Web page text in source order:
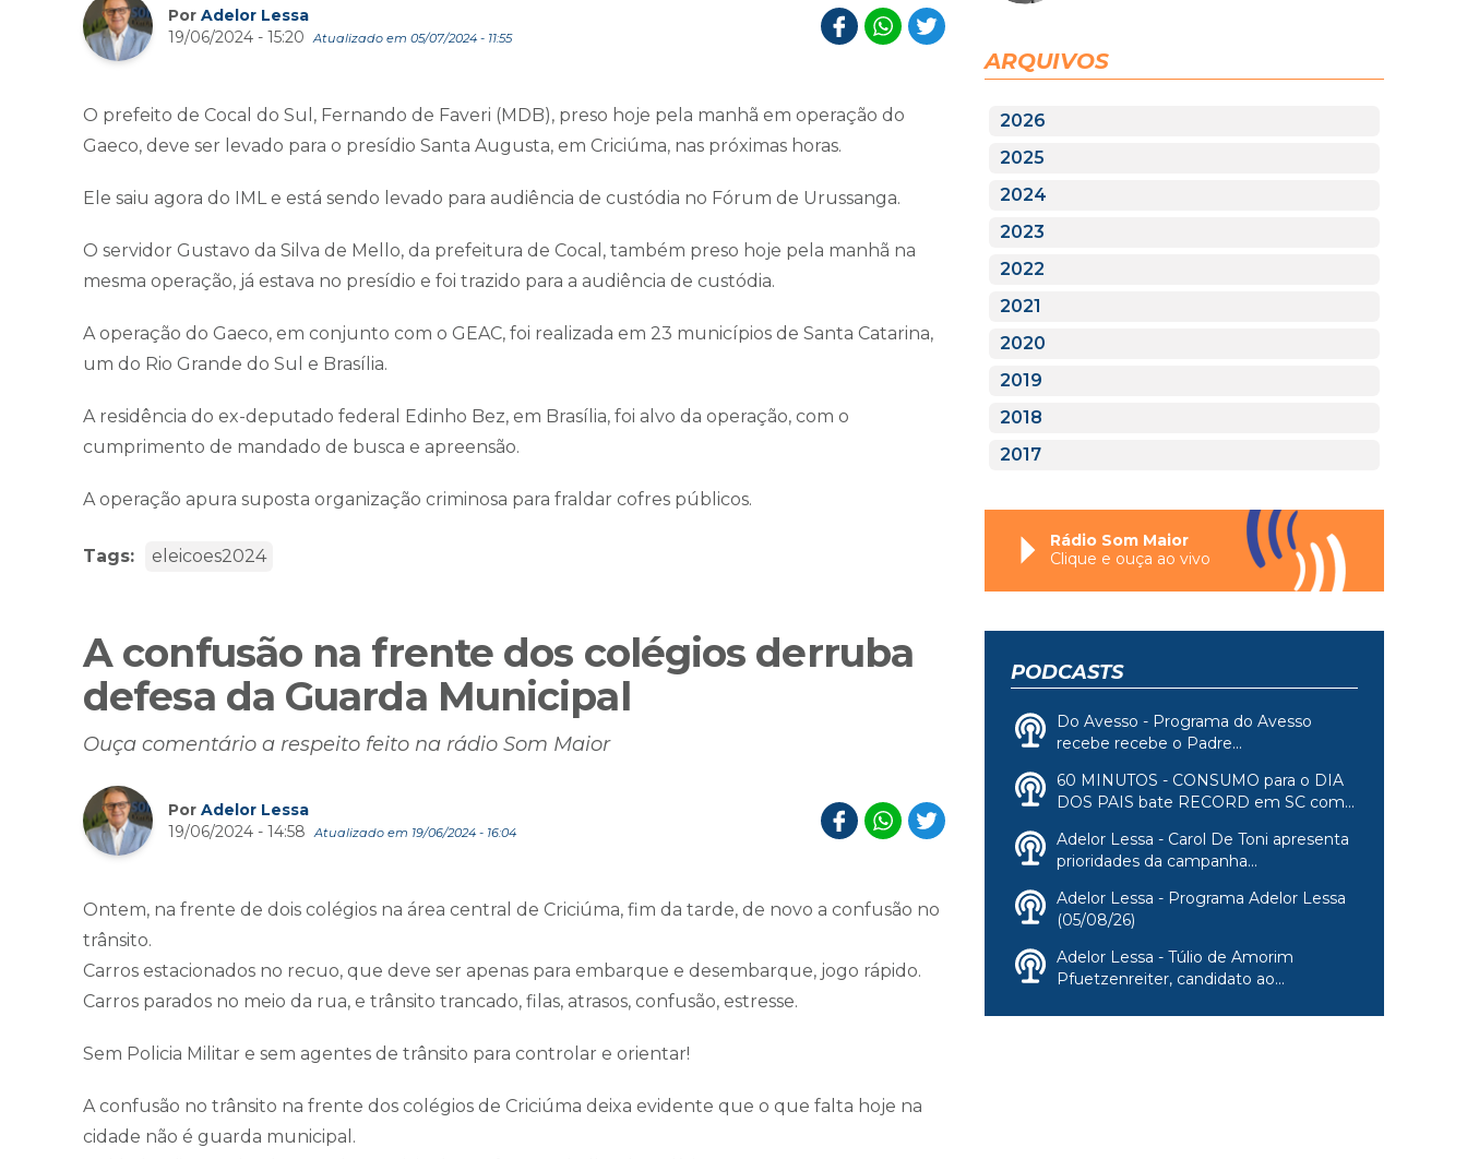
Por Adelor Lessa
19/06/2024 - 15:20
Atualizado em 05/07/2024 - 11:55
O prefeito de Cocal do Sul, Fernando de Faveri (MDB), preso hoje pela manhã em operação do
Gaeco, deve ser levado para o presídio Santa Augusta, em Criciúma, nas próximas horas.
Ele saiu agora do IML e está sendo levado para audiência de custódia no Fórum de Urussanga.
O servidor Gustavo da Silva de Mello, da prefeitura de Cocal, também preso hoje pela manhã na
mesma operação, já estava no presídio e foi trazido para a audiência de custódia.
A operação do Gaeco, em conjunto com o GEAC, foi realizada em 23 municípios de Santa Catarina,
um do Rio Grande do Sul e Brasília.
A residência do ex-deputado federal Edinho Bez, em Brasília, foi alvo da operação, com o
cumprimento de mandado de busca e apreensão.
A operação apura suposta organização criminosa para fraldar cofres públicos.
Tags: eleicoes2024
A confusão na frente dos colégios derruba
defesa da Guarda Municipal
Ouça comentário a respeito feito na rádio Som Maior
Por Adelor Lessa
19/06/2024 - 14:58
Atualizado em 19/06/2024 - 16:04
Ontem, na frente de dois colégios na área central de Criciúma, fim da tarde, de novo a confusão no
trânsito.
Carros estacionados no recuo, que deve ser apenas para embarque e desembarque, jogo rápido.
Carros parados no meio da rua, e trânsito trancado, filas, atrasos, confusão, estresse.
Sem Policia Militar e sem agentes de trânsito para controlar e orientar!
A confusão no trânsito na frente dos colégios de Criciúma deixa evidente que o que falta hoje na
cidade não é guarda municipal.
ARQUIVOS
2026
2025
2024
2023
2022
2021
2020
2019
2018
2017
Rádio Som Maior
Clique e ouça ao vivo
PODCASTS
Do Avesso - Programa do Avesso
recebe recebe o Padre...
60 MINUTOS - CONSUMO para o DIA
DOS PAIS bate RECORD em SC com...
Adelor Lessa - Carol De Toni apresenta
prioridades da campanha...
Adelor Lessa - Programa Adelor Lessa
(05/08/26)
Adelor Lessa - Túlio de Amorim
Pfuetzenreiter, candidato ao...